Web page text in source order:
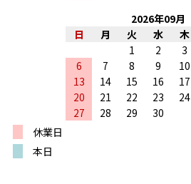
2026年09月
日
月 火 水 木
1
2 3
6
7 8 9 10
13
14 15 16 17
20
21 22 23 24
27
28 29
30
休業日
本日